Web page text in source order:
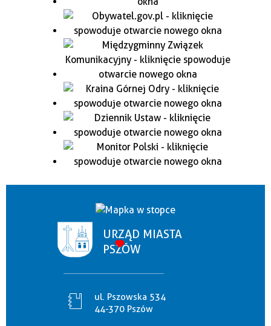
URZĄD MIASTA
PSZÓW
ul. Pszowska 534
44-370 Pszów